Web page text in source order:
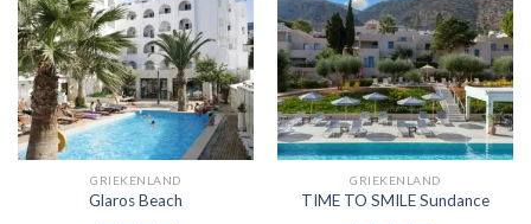
GRIEKENLAND
Glaros Beach
GRIEKENLAND
TIME TO SMILE Sundance